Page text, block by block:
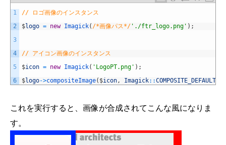
1
2
3
4
5
6
// ロゴ画像のインスタンス
$logo = new Imagick( /*画像パス*/ './ftr_logo.png' ) ;
// アイコン画像のインスタンス
$icon = new Imagick( 'LogoPT.png' ) ;
$logo->compositeImage( $icon , Imagick::COMPOSITE_DEFAULT
これを実行すると、画像が合成されてこんな風になりま
す。